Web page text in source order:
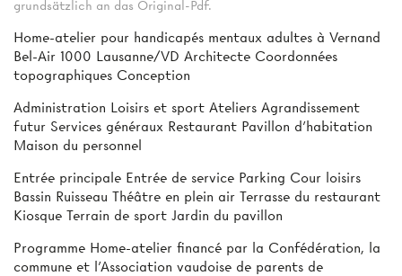
grundsätzlich an das Original-Pdf.
Home-atelier pour handicapés mentaux adultes à Vernand
Bel-Air 1000 Lausanne/VD Architecte Coordonnées
topographiques Conception
Administration Loisirs et sport Ateliers Agrandissement
futur Services généraux Restaurant Pavillon d'habitation
Maison du personnel
Entrée principale Entrée de service Parking Cour loisirs
Bassin Ruisseau Théâtre en plein air Terrasse du restaurant
Kiosque Terrain de sport Jardin du pavillon
Programme Home-atelier financé par la Confédération, la
commune et l’Association vaudoise de parents de